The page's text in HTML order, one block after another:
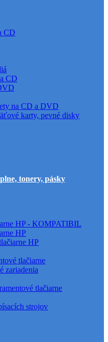
CD
CD
na CD a DVD
karty, pevné disky
tonery, pásky
HP - KOMPATIBIL
HP
HP
tlačiarne
zariadenia
tlačiarne
strojov